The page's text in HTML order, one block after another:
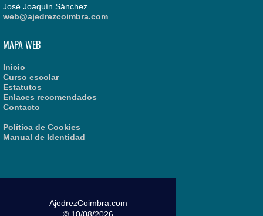
José Joaquín Sánchez
web@ajedrezcoimbra.com
MAPA WEB
Inicio
Curso escolar
Estatutos
Enlaces recomendados
Contacto
Política de Cookies
Manual de Identidad
AjedrezCoimbra.com
© 10/08/2026